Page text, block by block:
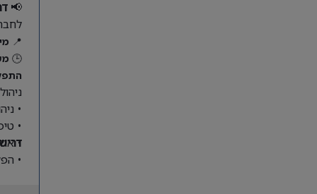
📢
📍
🕒
•
•
•
•